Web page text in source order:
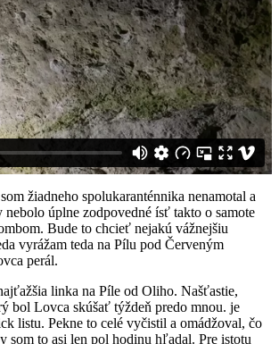
žiadneho spolukaranténnika nenamotal a
nebolo úplne zodpovedné ísť takto o samote
Bude to chcieť nejakú vážnejšiu
vyrážam teda na Pílu pod Červeným
perál.
linka na Píle od Oliho. Našťastie,
bol Lovca skúšať týždeň predo mnou. je
listu. Pekne to celé vyčistil a omádžoval, čo
som to asi len pol hodinu hľadal. Pre istotu